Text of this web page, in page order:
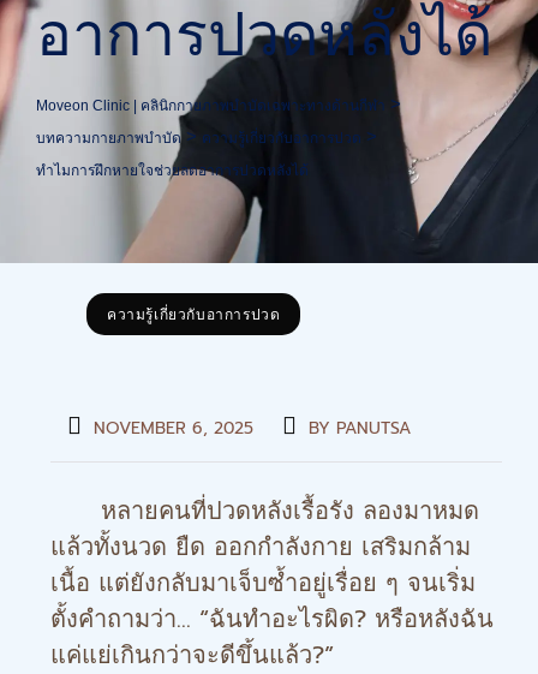
อาการปวดหลังได้
Moveon Clinic | คลินิกกายภาพบำบัดเฉพาะทางด้านกีฬา >
บทความกายภาพบำบัด > ความรู้เกี่ยวกับอาการปวด >
ทำไมการฝึกหายใจช่วยลดอาการปวดหลังได้
ความรู้เกี่ยวกับอาการปวด
NOVEMBER 6, 2025 BY PANUTSA
หลายคนที่ปวดหลังเรื้อรัง ลองมาหมด
แล้วทั้งนวด ยืด ออกกำลังกาย เสริมกล้าม
เนื้อ แต่ยังกลับมาเจ็บซ้ำอยู่เรื่อย ๆ จนเริ่ม
ตั้งคำถามว่า… “ฉันทำอะไรผิด? หรือหลังฉัน
แค่แย่เกินกว่าจะดีขึ้นแล้ว?”